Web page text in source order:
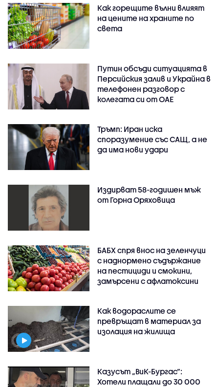
Как горещите вълни влияят
на цените на храните по
света
Путин обсъди ситуацията в
Персийския залив и Украйна в
телефонен разговор с
колегата си от ОАЕ
Тръмп: Иран иска
споразумение със САЩ, а не
да има нови удари
Издирват 58-годишен мъж
от Горна Оряховица
БАБХ спря внос на зеленчуци
с наднормено съдържание
на пестициди и смокини,
замърсени с афлатоксини
Как водораслите се
превръщат в материал за
изолация на жилища
Казусът „ВиК-Бургас“:
Хотели плащали до 30 000